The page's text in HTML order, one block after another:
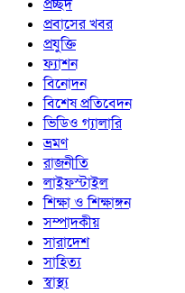
প্রচ্ছদ
প্রবাসের খবর
প্রযুক্তি
ফ্যাশন
বিনোদন
বিশেষ প্রতিবেদন
ভিডিও গ্যালারি
ভ্রমণ
রাজনীতি
লাইফস্টাইল
শিক্ষা ও শিক্ষাঙ্গন
সম্পাদকীয়
সারাদেশ
সাহিত্য
স্বাস্থ্য